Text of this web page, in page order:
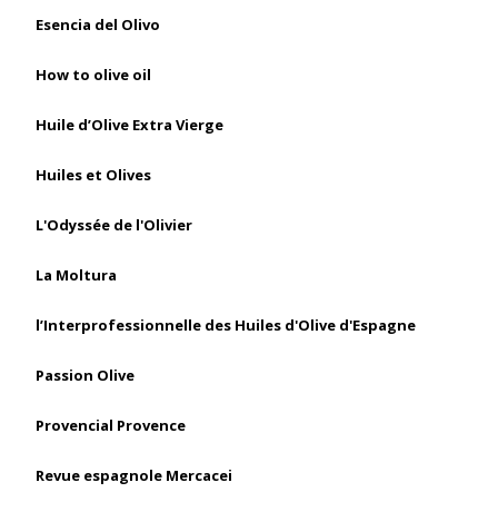
Esencia del Olivo
How to olive oil
Huile d’Olive Extra Vierge
Huiles et Olives
L'Odyssée de l'Olivier
La Moltura
l’Interprofessionnelle des Huiles d'Olive d'Espagne
Passion Olive
Provencial Provence
Revue espagnole Mercacei